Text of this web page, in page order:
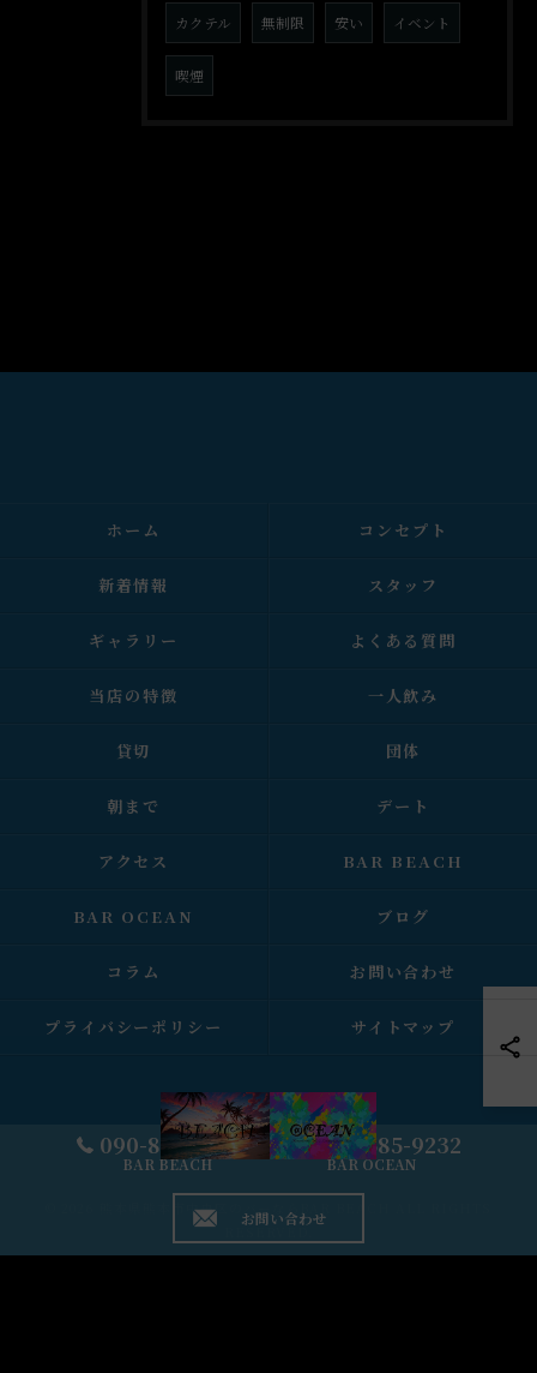
カクテル 無制限 安い イベント
喫煙
090-8625-8602
BAR BEACH
080-8585-9232
BAR OCEAN
お問い合わせ
ホーム コンセプト
新着情報 スタッフ
ギャラリー よくある質問
当店の特徴 一人飲み
貸切 団体
朝まで デート
アクセス BAR BEACH
BAR OCEAN ブログ
コラム お問い合わせ
プライバシーポリシー サイトマップ
© 2026 熊本県熊本市中央区のバーならBAR BEACH ALL RIGHTS
RESERVED.